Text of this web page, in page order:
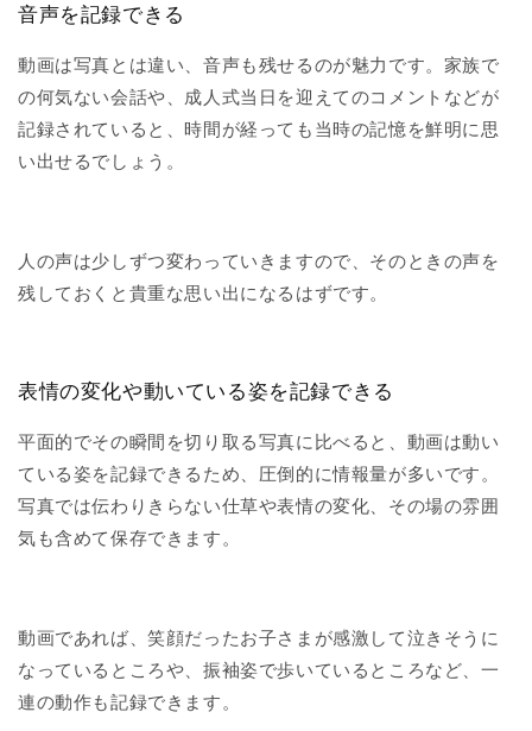
音声を記録できる
動画は写真とは違い、音声も残せるのが魅力です。家族で
の何気ない会話や、成人式当日を迎えてのコメントなどが
記録されていると、時間が経っても当時の記憶を鮮明に思
い出せるでしょう。
人の声は少しずつ変わっていきますので、そのときの声を
残しておくと貴重な思い出になるはずです。
表情の変化や動いている姿を記録できる
平面的でその瞬間を切り取る写真に比べると、動画は動い
ている姿を記録できるため、圧倒的に情報量が多いです。
写真では伝わりきらない仕草や表情の変化、その場の雰囲
気も含めて保存できます。
動画であれば、笑顔だったお子さまが感激して泣きそうに
なっているところや、振袖姿で歩いているところなど、一
連の動作も記録できます。